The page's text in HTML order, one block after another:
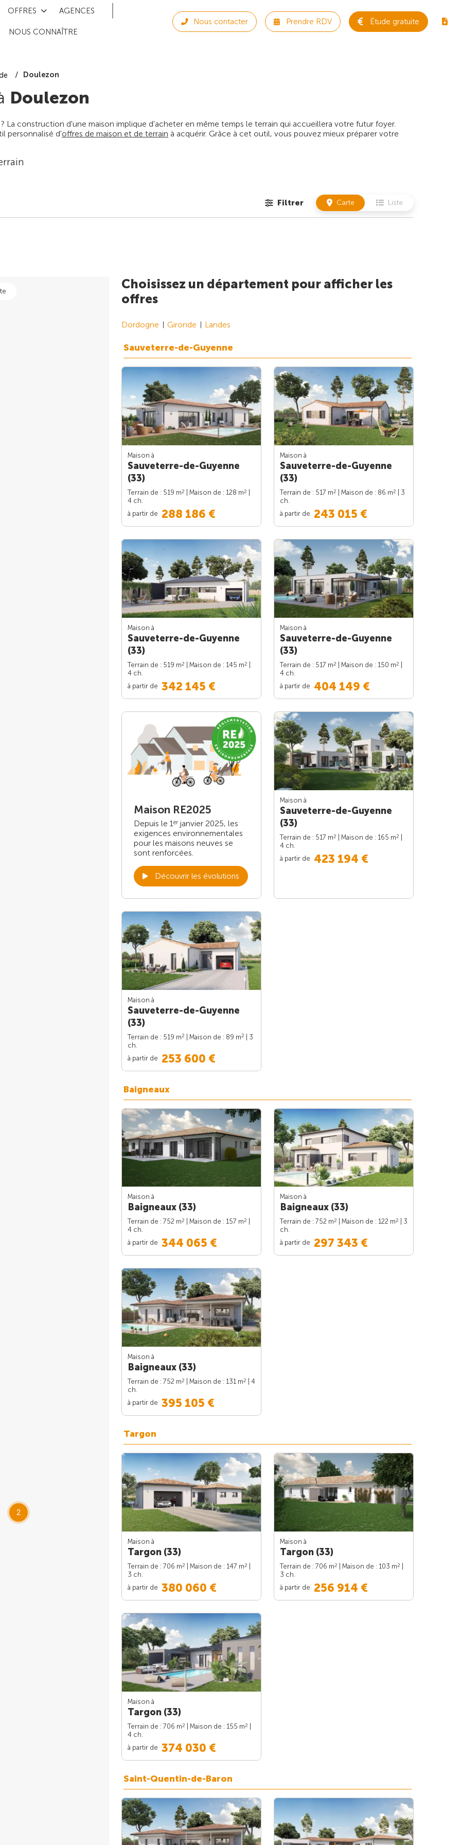
OFFRES AGENCES
NOUS CONNAÎTRE
Nous contacter Prendre RDV Étude gratuite
Doulezon
Doulezon
La construction d'une maison implique d'acheter en même temps le terrain qui accueillera votre futur foyer.
personnalisé d'offres de maison et de terrain à acquérir. Grâce à cet outil, vous pouvez mieux préparer votre
Filtrer Carte Liste
2
Choisissez un département pour afficher les
offres
Dordogne Gironde Landes
Sauveterre-de-Guyenne
Maison à
Sauveterre-de-Guyenne
(33)
Terrain de : 519 m2 | Maison de : 128 m2
4 ch.
à partir de 288 186 €
Maison à
Sauveterre-de-Guyenne
(33)
Terrain de : 517 m2 | Maison de : 86 m2
| 3
ch.
à partir de 243 015 €
Maison à
Sauveterre-de-Guyenne
(33)
Terrain de : 519 m2 | Maison de : 145 m2
4 ch.
à partir de 342 145 €
Maison à
Sauveterre-de-Guyenne
(33)
Terrain de : 517 m2 | Maison de : 150 m2
4 ch.
à partir de 404 149 €
Maison RE2025
Depuis le 1 er janvier 2025, les
exigences environnementales
pour les maisons neuves se
sont renforcées.
Découvrir les évolutions
Maison à
Sauveterre-de-Guyenne
(33)
Terrain de : 517 m2 | Maison de : 165 m2
4 ch.
à partir de 423 194 €
Maison à
Sauveterre-de-Guyenne
(33)
Terrain de : 519 m2 | Maison de : 89 m2
| 3
ch.
à partir de 253 600 €
Baigneaux
Maison à
Baigneaux (33)
Terrain de : 752 m2 | Maison de : 157 m2
4 ch.
à partir de 344 065 €
Maison à
Baigneaux (33)
Terrain de : 752 m2 | Maison de : 122 m2
| 3
ch.
à partir de 297 343 €
Maison à
Baigneaux (33)
Terrain de : 752 m2 | Maison de : 131 m2
| 4
ch.
à partir de 395 105 €
Targon
Maison à
Targon (33)
Terrain de : 706 m2 | Maison de : 147 m2
3 ch.
à partir de 380 060 €
Maison à
Targon (33)
Terrain de : 706 m2 | Maison de : 103 m2
3 ch.
à partir de 256 914 €
Maison à
Targon (33)
Terrain de : 706 m2 | Maison de : 155 m2
4 ch.
à partir de 374 030 €
Saint-Quentin-de-Baron